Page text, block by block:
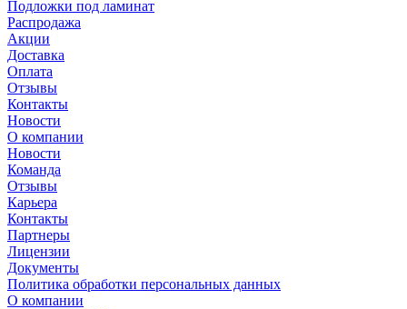
Подложки под ламинат
Распродажа
Акции
Доставка
Оплата
Отзывы
Контакты
Новости
О компании
Новости
Команда
Отзывы
Карьера
Контакты
Партнеры
Лицензии
Документы
Политика обработки персональных данных
О компании